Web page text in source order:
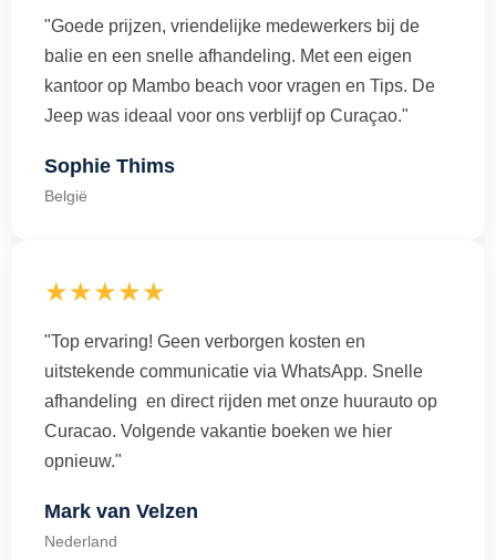
"Goede prijzen, vriendelijke medewerkers bij de
balie en een snelle afhandeling. Met een eigen
kantoor op Mambo beach voor vragen en Tips. De
Jeep was ideaal voor ons verblijf op Curaçao."
Sophie Thims
België
★★★★★
"Top ervaring! Geen verborgen kosten en
uitstekende communicatie via WhatsApp. Snelle
afhandeling en direct rijden met onze huurauto op
Curacao. Volgende vakantie boeken we hier
opnieuw."
Mark van Velzen
Nederland